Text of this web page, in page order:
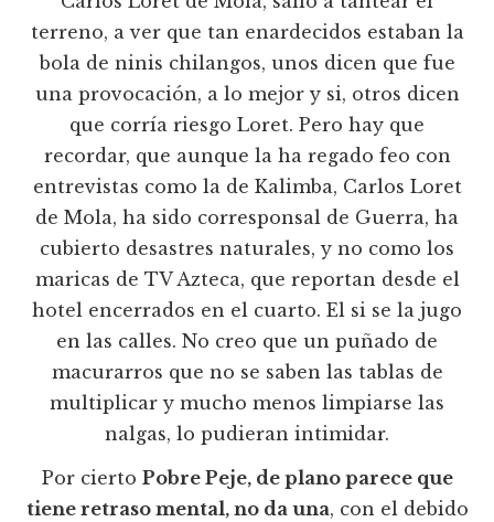
terreno, a ver que tan enardecidos estaban la
bola de ninis chilangos, unos dicen que fue
una provocación, a lo mejor y si, otros dicen
que corría riesgo Loret. Pero hay que
recordar, que aunque la ha regado feo con
entrevistas como la de Kalimba, Carlos Loret
de Mola, ha sido corresponsal de Guerra, ha
cubierto desastres naturales, y no como los
maricas de TV Azteca, que reportan desde el
hotel encerrados en el cuarto. El si se la jugo
en las calles. No creo que un puñado de
macurarros que no se saben las tablas de
multiplicar y mucho menos limpiarse las
nalgas, lo pudieran intimidar.
Por cierto Pobre Peje, de plano parece que
tiene retraso mental, no da una, con el debido